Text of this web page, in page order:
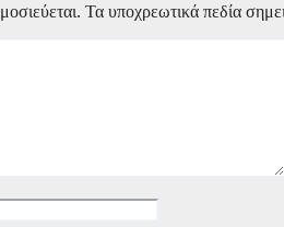
Τα υποχρεωτικά πεδία